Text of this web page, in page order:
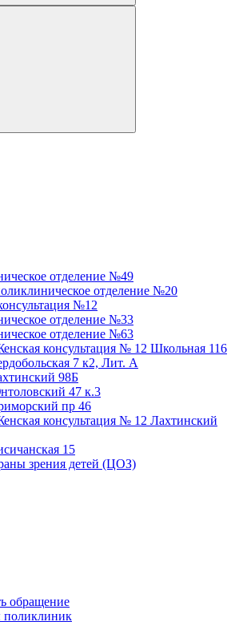
отделение №49
отделение №20
№12
отделение №33
отделение №63
консультация № 12 Школьная 116
7 к2, Лит. А
98Б
47 к.3
пр 46
консультация № 12 Лахтинский
15
зрения детей (ЦОЗ)
обращение
поликлиник